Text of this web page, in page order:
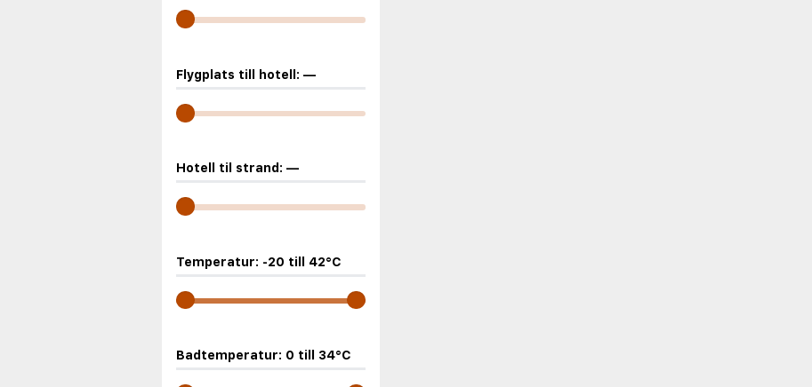
Flygplats till hotell: —
Hotell til strand: —
Temperatur: -20 till 42°C
Badtemperatur: 0 till 34°C